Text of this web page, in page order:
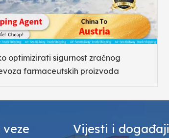
optimizirati sigurnost zračnog
farmaceutskih proizvoda
veze Vijesti i događaji